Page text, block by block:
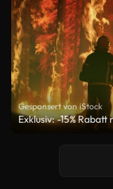
Gesponsert von iStock
Exklusiv: -15%